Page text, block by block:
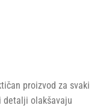
proizvod za svaki
detalji olakšavaju